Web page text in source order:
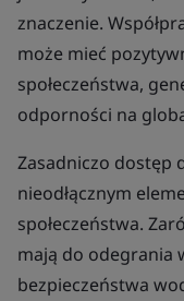
znaczenie.
może mieć
społeczeństwa,
odporności na
Zasadniczo dostęp
nieodłącznym
społeczeństwa.
mają do odegrania
bezpieczeństwa